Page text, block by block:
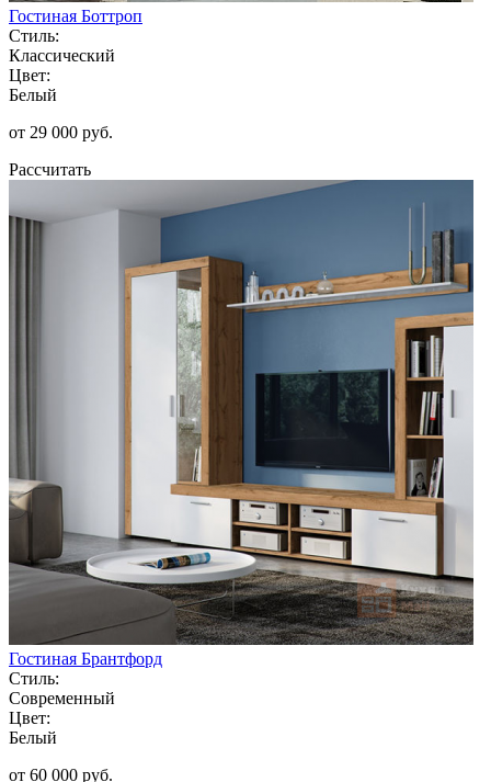
Гостиная Боттроп
Стиль:
Классический
Цвет:
Белый
от 29 000 руб.
Рассчитать
Гостиная Брантфорд
Стиль:
Современный
Цвет:
Белый
от 60 000 руб.